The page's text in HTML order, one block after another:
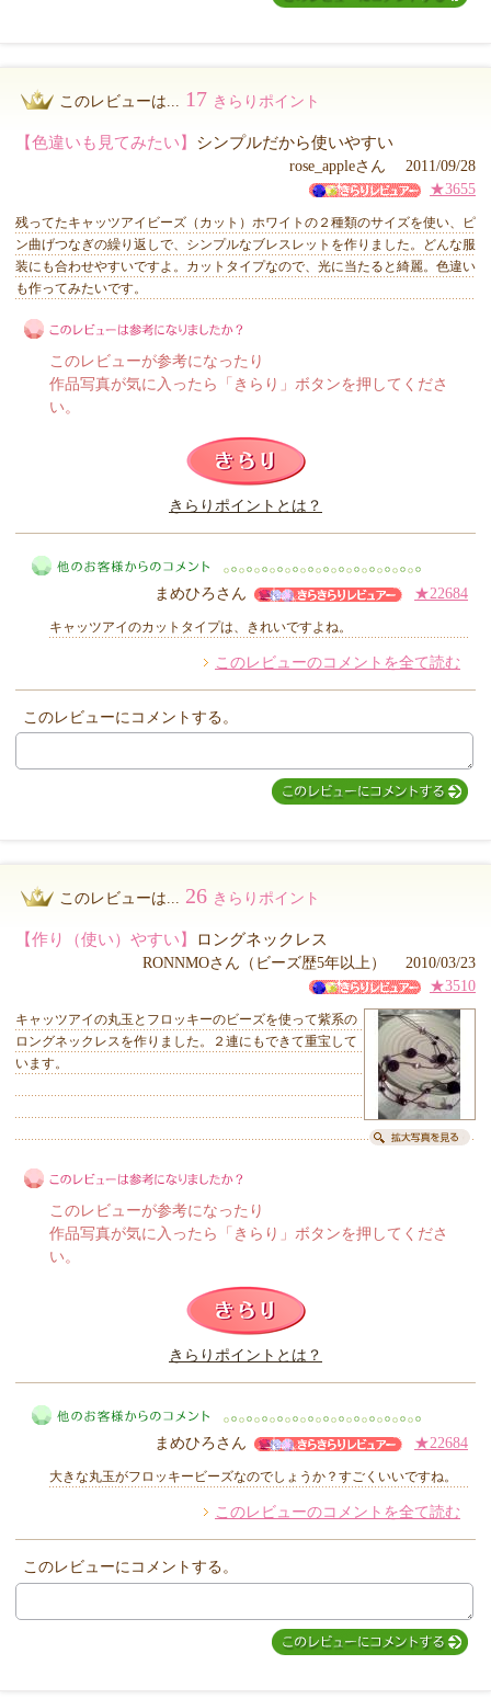
このレビューは... 17 きらりポイント
【色違いも見てみたい】 シンプルだから使いやすい
rose_appleさん 2011/09/28
★3655
残ってたキャッツアイビーズ（カット）ホワイトの２種類のサイズを使い、ピ
ン曲げつなぎの繰り返しで、シンプルなブレスレットを作りました。どんな服
装にも合わせやすいですよ。カットタイプなので、光に当たると綺麗。色違い
も作ってみたいです。
このレビューは参考になりましたか？
このレビューが参考になったり
作品写真が気に入ったら「きらり」ボタンを押してくださ
い。
きらりポイントとは？
他のお客様からのコメント
まめひろさん ★22684
キャッツアイのカットタイプは、きれいですよね。
このレビューのコメントを全て読む
このレビューにコメントする。
このレビューは... 26 きらりポイント
【作り（使い）やすい】 ロングネックレス
RONNMOさん（ビーズ歴5年以上） 2010/03/23
★3510
キャッツアイの丸玉とフロッキーのビーズを使って紫系の
ロングネックレスを作りました。２連にもできて重宝して
います。
このレビューは参考になりましたか？
このレビューが参考になったり
作品写真が気に入ったら「きらり」ボタンを押してくださ
い。
きらりポイントとは？
他のお客様からのコメント
まめひろさん ★22684
大きな丸玉がフロッキービーズなのでしょうか？すごくいいですね。
このレビューのコメントを全て読む
このレビューにコメントする。